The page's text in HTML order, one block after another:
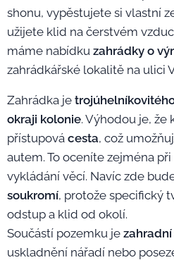
shonu, vypěstujete si vlastní
užijete klid na čerstvém
máme nabídku zahrádky o
zahrádkářské lokalitě na ulici
Zahrádka je
okraji kolonie. Výhodou je, že
přístupová cesta, což
autem. To oceníte zejména
vykládání věcí. Navíc zde
soukromí, protože specifický
odstup a klid od okolí.
Součástí pozemku je
uskladnění nářadí nebo